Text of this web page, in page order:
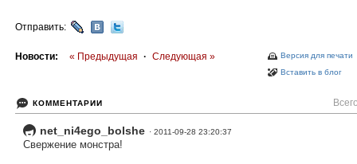
Отправить:
Версия для печати
Вставить в блог
Новости: « Предыдущая · Следующая »
КОММЕНТАРИИ
net_ni4ego_bolshe · 2011-09-28 23:20:37
Свержение монстра!